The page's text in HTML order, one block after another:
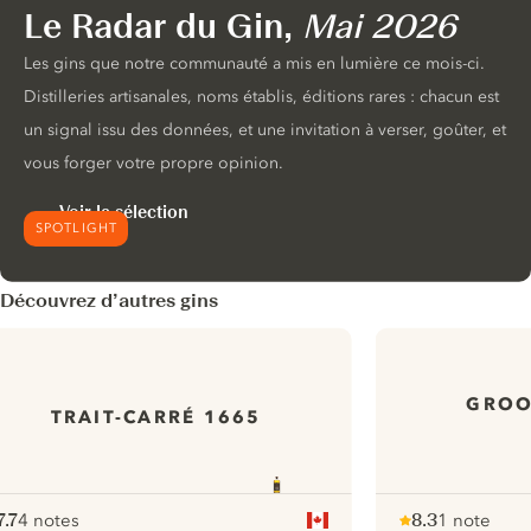
SPOTLIGHT
Le Radar du Gin, Mai 2026
Les gins que notre communauté a mis en lumière ce mois-ci.
Distilleries artisanales, noms établis, éditions rares : chacun est
un signal issu des données, et une invitation à verser, goûter, et
vous forger votre propre opinion.
Voir la sélection
Découvrez d’autres gins
TRAIT-CARRÉ 1665
4 notes
8.31 note